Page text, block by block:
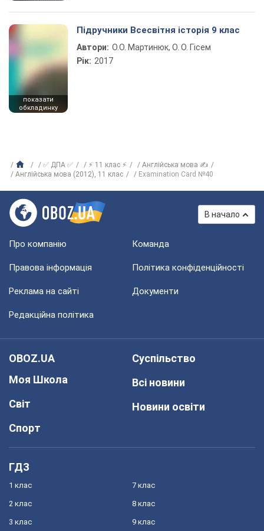
показати
обкладинку
Підручники Всесвітня історія 9 клас
Автори: О.О. Мартинюк, О. О. Гісем
Рік: 2017
✅ ДПА ✅ ⚡ 11 клас ⚡
Англійська мова ✍
Англійська мова (2012), 11 клас
Examination Card №40
В начало
Про компанію Команда
Правова інформація Політика конфіденційності
Реклама на сайті Документи
Редакційна політика
OBOZ.UA
Моя Школа
Світ
Спорт
Суспільство
Всі новини
Новини освіти
ГДЗ
1 клас
2 клас
3 клас
7 клас
8 клас
9 клас